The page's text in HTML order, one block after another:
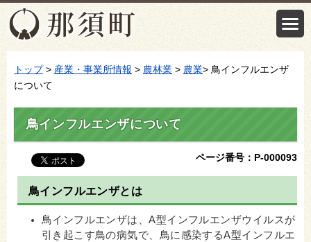
トップ> 産業・事業所情報 > 農林業 > 農業> 鳥インフルエンザ
について
鳥インフルエンザについて
ページ番号：P-000093
鳥インフルエンザとは
鳥インフルエンザは、A型インフルエンザウイルスが
引き起こす鳥の病気で、鳥に感染するA型インフルエ